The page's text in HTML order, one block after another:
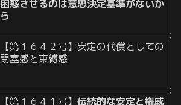
困惑させるのは意思決定基準がないか
ら
【第１６４２号】安定の代償としての
閉塞感と束縛感
【第１６４１号】伝統的な安定と権威